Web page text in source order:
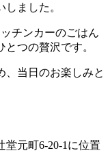
ました。
チンカーのごはん
つの贅沢です。
、当日のお楽しみと
堂元町6-20-1に位置